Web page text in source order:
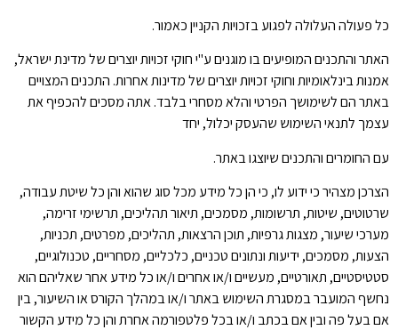
כל פעולה העלולה לפגוע בזכויות הקניין כאמור.
האתר והתכנים המופיעים בו מוגנים ע"י חוקי זכויות יוצרים של מדינת ישראל,
אמנות בינלאומיות וחוקי זכויות יוצרים של מדינות אחרות. התכנים המצויים
באתר הם לשימושך הפרטי והלא מסחרי בלבד. אתה מסכים להכפיף את
עצמך לתנאי השימוש שהעסק יכלול, יחד
עם החומרים והתכנים שיוצגו באתר.
הצרכן מצהיר כי ידוע לו, כי הן כל מידע מכל סוג שהוא והן כל שיטת עבודה,
שרטוטים, שיטות, תרשומות, מסמכים, תיאור תהליכים, תרשימי זרימה,
מערכי שיעור, מצגות גרפיות, תוכן הרצאות, תהליכים, מפרטים, תכניות,
הצעות, מסמכים, ידיעות ונתונים טכניים, כלכליים, מסחריים, טכנולוגיים,
סטטיסטיים, תאורטיים, מעשיים ו/או אחרים ו/או כל מידע אחר שאליהם הוא
נחשף המועבר במסגרת השימוש באתר ו/או במהלך הקורס או השיעור, בין
אם בעל פה ובין אם בכתב ו/או בכל פלטפורמה אחרת והן כל מידע הקשור